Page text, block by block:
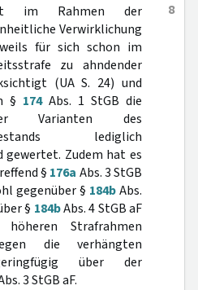
8
im Rahmen der
Verwirklichung
für sich schon im
zu ahndender
(UA S. 24) und
§ 174Abs. 1 StGB die
Varianten des
lediglich
Zudem hat es
§ 176a Abs. 3 StGB
gegenüber § 184bAbs.
§ 184bAbs. 4 StGB aF
Strafrahmen
die verhängten
über der
3 StGB aF.